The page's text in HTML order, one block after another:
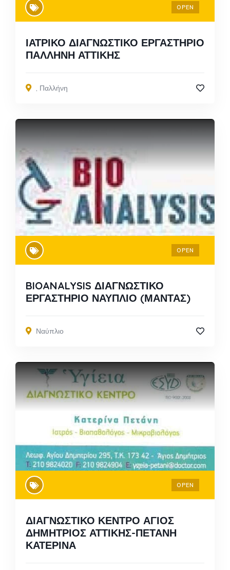
OPEN
ΙΑΤΡΙΚΟ ΔΙΑΓΝΩΣΤΙΚΟ ΕΡΓΑΣΤΗΡΙΟ
ΠΑΛΛΗΝΗ ΑΤΤΙΚΗΣ
, Παλλήνη
OPEN
BIOANALYSIS ΔΙΑΓΝΩΣΤΙΚΟ
ΕΡΓΑΣΤΗΡΙΟ ΝΑΥΠΛΙΟ (ΜΑΝΤΑΣ)
Ναύπλιο
OPEN
ΔΙΑΓΝΩΣΤΙΚΟ ΚΕΝΤΡΟ ΑΓΙΟΣ
ΔΗΜΗΤΡΙΟΣ ΑΤΤΙΚΗΣ-ΠΕΤΑΝΗ
ΚΑΤΕΡΙΝΑ